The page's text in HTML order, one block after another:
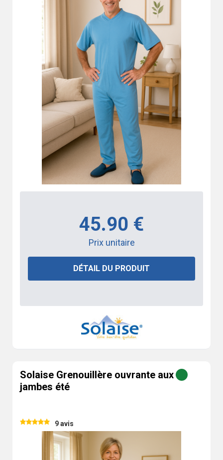
45.90 €
Prix unitaire
DÉTAIL DU PRODUIT
Solaise Grenouillère ouvrante aux
jambes été
9 avis